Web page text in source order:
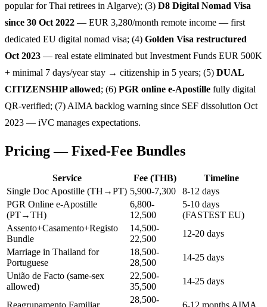
popular for Thai retirees in Algarve); (3) D8 Digital Nomad Visa
since 30 Oct 2022 — EUR 3,280/month remote income — first
dedicated EU digital nomad visa; (4) Golden Visa restructured
Oct 2023 — real estate eliminated but Investment Funds EUR 500K
+ minimal 7 days/year stay → citizenship in 5 years; (5) DUAL
CITIZENSHIP allowed; (6) PGR online e-Apostille fully digital
QR-verified; (7) AIMA backlog warning since SEF dissolution Oct
2023 — iVC manages expectations.
Pricing — Fixed-Fee Bundles
Service Fee (THB)
Timeline
Single Doc Apostille (TH→PT) 5,900-7,300
8-12 days
PGR Online e-Apostille
(PT→TH)
6,800-
12,500
5-10 days
(FASTEST EU)
Assento+Casamento+Registo
Bundle
14,500-
22,500
12-20 days
Marriage in Thailand for
Portuguese
18,500-
28,500
14-25 days
União de Facto (same-sex
allowed)
22,500-
35,500
14-25 days
Reagrupamento Familiar
28,500-
6-12 months AIMA